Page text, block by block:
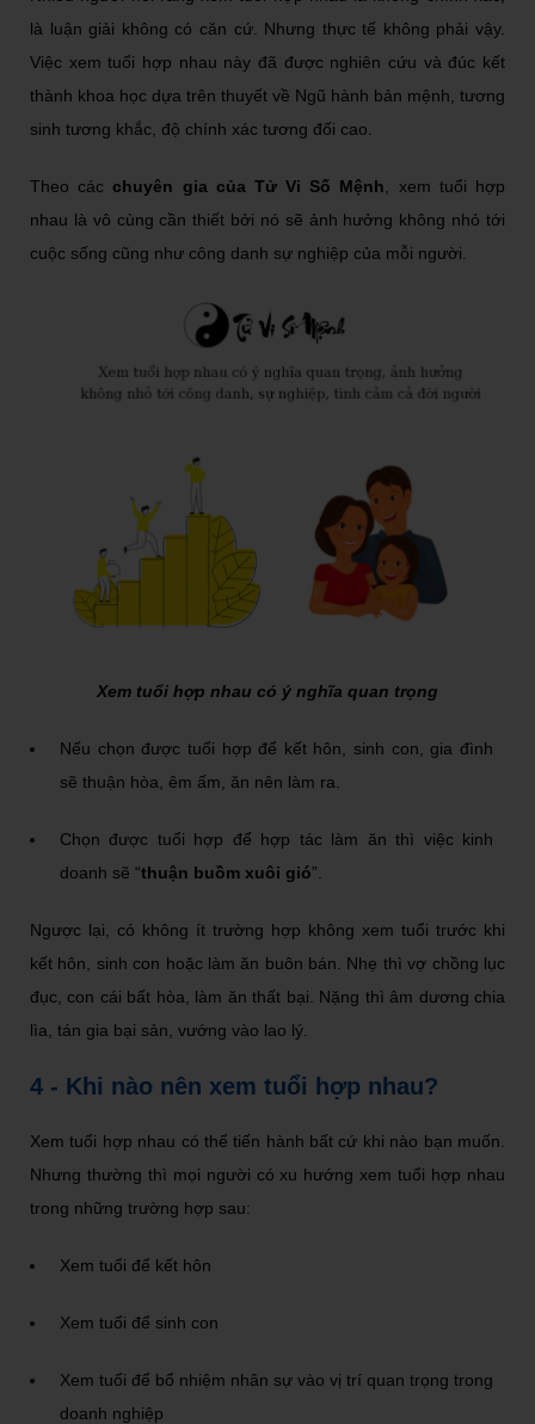
là luận giải không có căn cứ. Nhưng thực tế không phải vậy.
Việc xem tuổi hợp nhau này đã được nghiên cứu và đúc kết
thành khoa học dựa trên thuyết về Ngũ hành bản mệnh, tương
sinh tương khắc, độ chính xác tương đối cao.
Theo các chuyên gia của Tử Vi Số Mệnh , xem tuổi hợp
nhau là vô cùng cần thiết bởi nó sẽ ảnh hưởng không nhỏ tới
cuộc sống cũng như công danh sự nghiệp của mỗi người.
Xem tuổi hợp nhau có ý nghĩa quan trọng
Nếu chọn được tuổi hợp để kết hôn, sinh con, gia đình
sẽ thuận hòa, êm ấm, ăn nên làm ra.
Chọn được tuổi hợp để hợp tác làm ăn thì việc kinh
doanh sẽ “thuận buồm xuôi gió”.
Ngược lại, có không ít trường hợp không xem tuổi trước khi
kết hôn, sinh con hoặc làm ăn buôn bán. Nhẹ thì vợ chồng lục
đục, con cái bất hòa, làm ăn thất bại. Nặng thì âm dương chia
lìa, tán gia bại sản, vướng vào lao lý.
4 - Khi nào nên xem tuổi hợp nhau?
Xem tuổi hợp nhau có thể tiến hành bất cứ khi nào bạn muốn.
Nhưng thường thì mọi người có xu hướng xem tuổi hợp nhau
trong những trường hợp sau:
Xem tuổi để kết hôn
Xem tuổi để sinh con
Xem tuổi để bổ nhiệm nhân sự vào vị trí quan trọng trong
doanh nghiệp